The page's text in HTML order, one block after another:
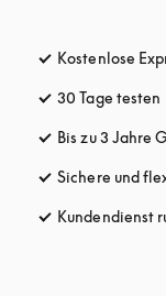
Kostenlose
30 Tage testen
Bis zu 3 Jahre
Sichere und
Kundendienst